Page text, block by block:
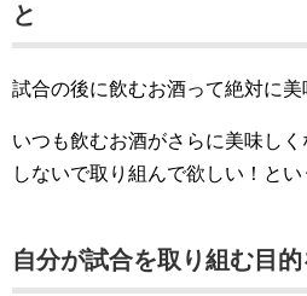
と
試合の後に飲むお酒って絶対に美
いつも飲むお酒がさらに美味し
しないで取り組んで欲しい！とい
自分が試合を取り組む目